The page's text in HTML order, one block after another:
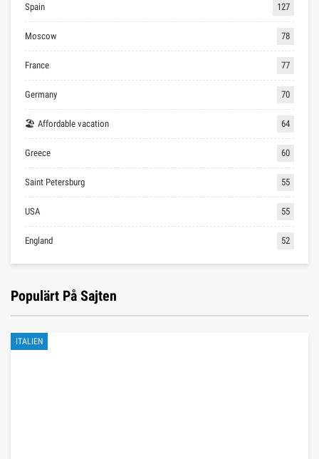
Spain 127
Moscow 78
France 77
Germany 70
🏖 Affordable vacation 64
Greece 60
Saint Petersburg 55
USA 55
England 52
Populärt På Sajten
ITALIEN